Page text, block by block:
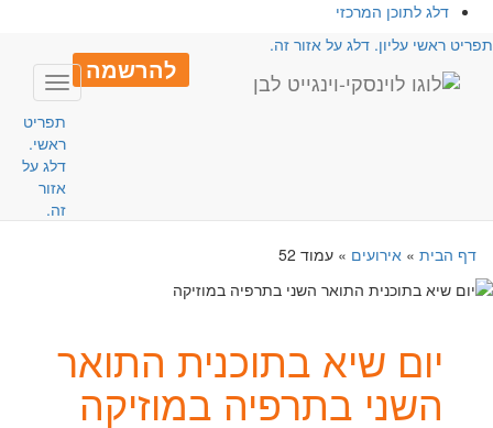
דלג לתוכן המרכזי
ראשי עליון. דלג על אזור זה.
להרשמה
Toggle
תפריט
ראשי.
דלג על
אזור
זה.
דף הבית» אירועים» עמוד 52
יום שיא בתוכנית התואר
השני בתרפיה במוזיקה